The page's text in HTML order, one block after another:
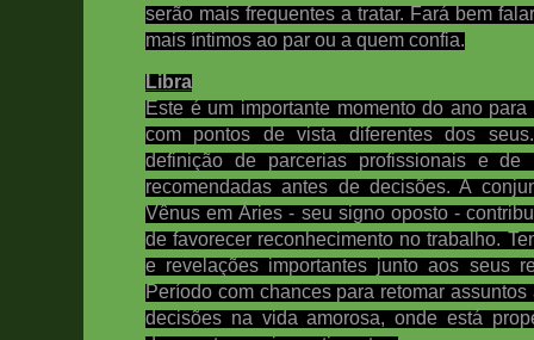
serão mais frequentes a tratar. Fará bem
mais íntimos ao par ou a quem confia.
Libra
Este é um importante momento do ano
com pontos de vista diferentes dos
definição de parcerias profissionais e de
recomendadas antes de decisões.A
Vênus em Áries - seu signo oposto -
de favorecer reconhecimento no trabalho.
e revelações importantes junto aos seus
Período com chances para retomar assuntos
decisões na vida amorosa, onde está